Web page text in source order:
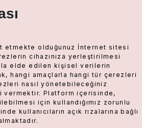
etmekte olduğunuz İnternet sitesi
cihazınıza yerleştirilmesi
elde edilen kişisel verilerin
hangi amaçlarla hangi tür çerezleri
nasıl yönetebileceğiniz
vermektir. Platform içerisinde,
için kullandığımız zorunlu
kullanıcıların açık rızalarına bağlı